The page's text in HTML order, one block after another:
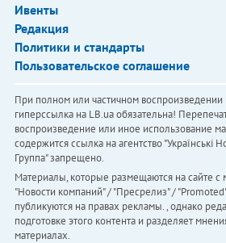
Ивенты
Редакция
Политики и стандарты
Пользовательское соглашение
При полном или частичном воспроизведении
гиперссылка на LB.ua обязательна!
воспроизведение или иное использование
содержится ссылка на агентство "Українськi
Группа" запрещено.
Материалы, которые размещаются на сайте с
"Новости компаний" / "Пресрелиз" /
публикуются на правах рекламы. , однако
подготовке этого контента и разделяет
материалах.